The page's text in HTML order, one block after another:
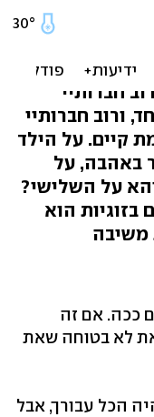
חברותיי
ורוב חברותיי
קיים. על הילד
באהבה, על
על השלישי?
הוא
משיבה
ככה. אם זה
לא בטוחה שאת
הכל עבורך, אבל